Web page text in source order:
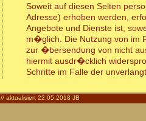
Soweit auf diesen Seiten
Adresse) erhoben werden,
Angebote und Dienste ist,
m�glich. Die Nutzung von im
zur �bersendung von nicht
hiermit ausdr�cklich
Schritte im Falle der
// aktualisiert 22.05.2018 JB